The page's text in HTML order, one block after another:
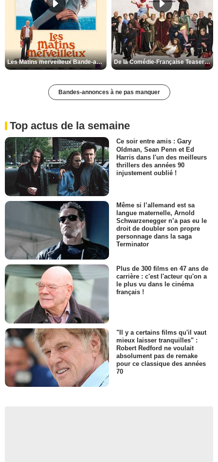
Les Matins merveilleux Bande-annonce VF De la Comédie-Française Teaser VF
Bandes-annonces à ne pas manquer
Top actus de la semaine
Ce soir entre amis : Gary
Oldman, Sean Penn et Ed
Harris dans l'un des meilleurs
thrillers des années 90
injustement oublié !
Même si l’allemand est sa
langue maternelle, Arnold
Schwarzenegger n’a pas eu le
droit de doubler son propre
personnage dans la saga
Terminator
Plus de 300 films en 47 ans de
carrière : c'est l'acteur qu'on a
le plus vu dans le cinéma
français !
"Il y a certains films qu'il vaut
mieux laisser tranquilles" :
Robert Redford ne voulait
absolument pas de remake
pour ce classique des années
70